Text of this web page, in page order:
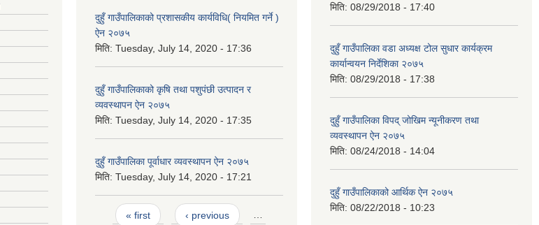
दुहुँ गाउँपालिकाको प्रशासकीय कार्यविधि( नियमित गर्ने )
ऐन २०७५
मिति: Tuesday, July 14, 2020 - 17:36
दुहुँ गाउँपालिकाको कृषि तथा पशुपंछी उत्पादन र
व्यवस्थापन ऐन २०७५
मिति: Tuesday, July 14, 2020 - 17:35
दुहुँ गाउँपालिका पूर्वाधार व्यवस्थापन ऐन २०७५
मिति: Tuesday, July 14, 2020 - 17:21
Pages
« first ‹ previous …
मिति: 08/29/2018 - 17:40
दुहुँ गाउँपालिका वडा अध्यक्ष टोल सुधार कार्यक्रम
कार्यान्वयन निर्देशिका २०७५
मिति: 08/29/2018 - 17:38
दुहुँ गाउँपालिका विपद् जोखिम न्यूनीकरण तथा
व्यवस्थापन ऐन २०७५
मिति: 08/24/2018 - 14:04
दुहुँ गाउँपालिकाको आर्थिक ऐन २०७५
मिति: 08/22/2018 - 10:23